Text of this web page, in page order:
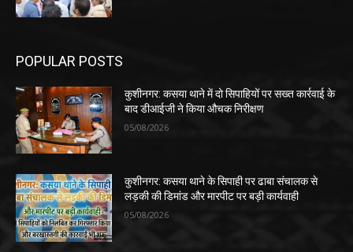
POPULAR POSTS
कुशीनगर: कसया थाने में दो सिपाहियों पर सख्त कार्रवाई के
बाद डीआईजी ने किया औचक निरीक्षण
05/08/2026
कुशीनगर: कसया थाने के सिपाही पर ढाबा संचालक से
लड़की की डिमांड और मारपीट पर बड़ी कार्यवाही
05/08/2026